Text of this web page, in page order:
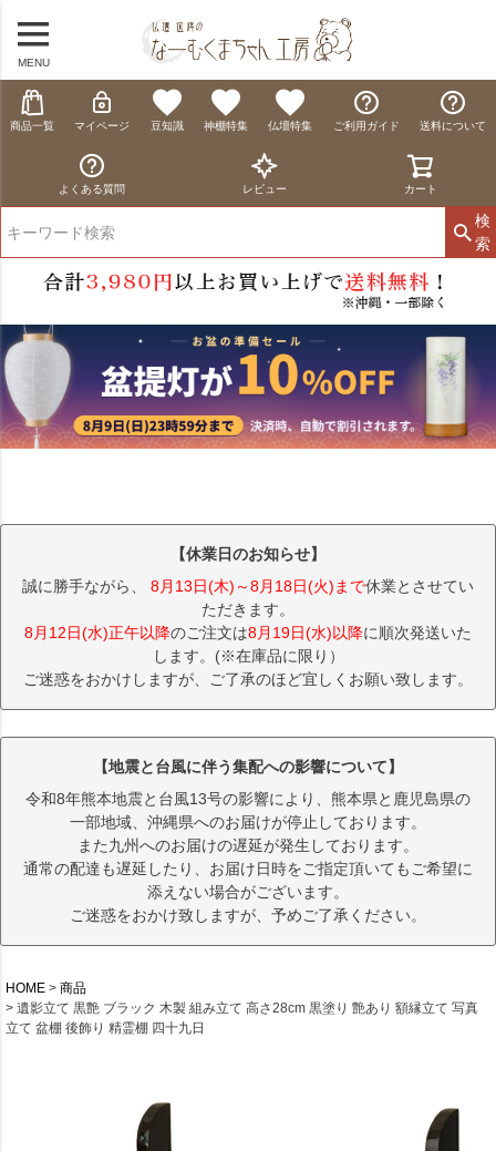
MENU
商品一覧 マイページ 豆知識 神棚特集 仏壇特集 ご利用ガイド 送料について
よくある質問 レビュー カート
検
索
【休業日のお知らせ】
誠に勝手ながら、 8月13日(木)～8月18日(火)まで休業とさせてい
ただきます。
8月12日(水)正午以降のご注文は8月19日(水)以降に順次発送いた
します。(※在庫品に限り）
ご迷惑をおかけしますが、ご了承のほど宜しくお願い致します。
【地震と台風に伴う集配への影響について】
令和8年熊本地震と台風13号の影響により、熊本県と鹿児島県の
一部地域、沖縄県へのお届けが停止しております。
また九州へのお届けの遅延が発生しております。
通常の配達も遅延したり、お届け日時をご指定頂いてもご希望に
添えない場合がございます。
ご迷惑をおかけ致しますが、予めご了承ください。
HOME
商品
遺影立て 黒艶 ブラック 木製 組み立て 高さ28cm 黒塗り 艶あり 額縁立て 写真
立て 盆棚 後飾り 精霊棚 四十九日